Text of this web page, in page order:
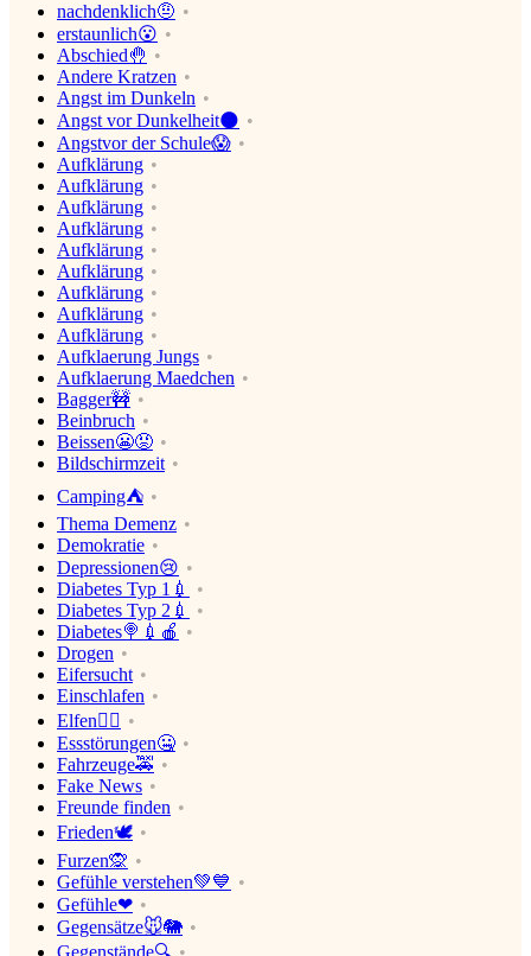
nachdenklich🤨
erstaunlich😮
Abschied🤚
Andere Kratzen
Angst im Dunkeln
Angst vor Dunkelheit🌑
Angstvor der Schule😱
Aufklärung
Aufklärung
Aufklärung
Aufklärung
Aufklärung
Aufklärung
Aufklärung
Aufklärung
Aufklärung
Aufklaerung Jungs
Aufklaerung Maedchen
Bagger🚧
Beinbruch
Beissen😬😡
Bildschirmzeit
Camping⛺
Thema Demenz
Demokratie
Depressionen😢
Diabetes Typ 1💉
Diabetes Typ 2💉
Diabetes🍭💉🍎
Drogen
Eifersucht
Einschlafen
Elfen🧝‍♀️
Essstörungen🤐
Fahrzeuge🚕
Fake News
Freunde finden
Frieden🕊
Furzen🙊
Gefühle verstehen💚💙
Gefühle❤
Gegensätze🐭🐘